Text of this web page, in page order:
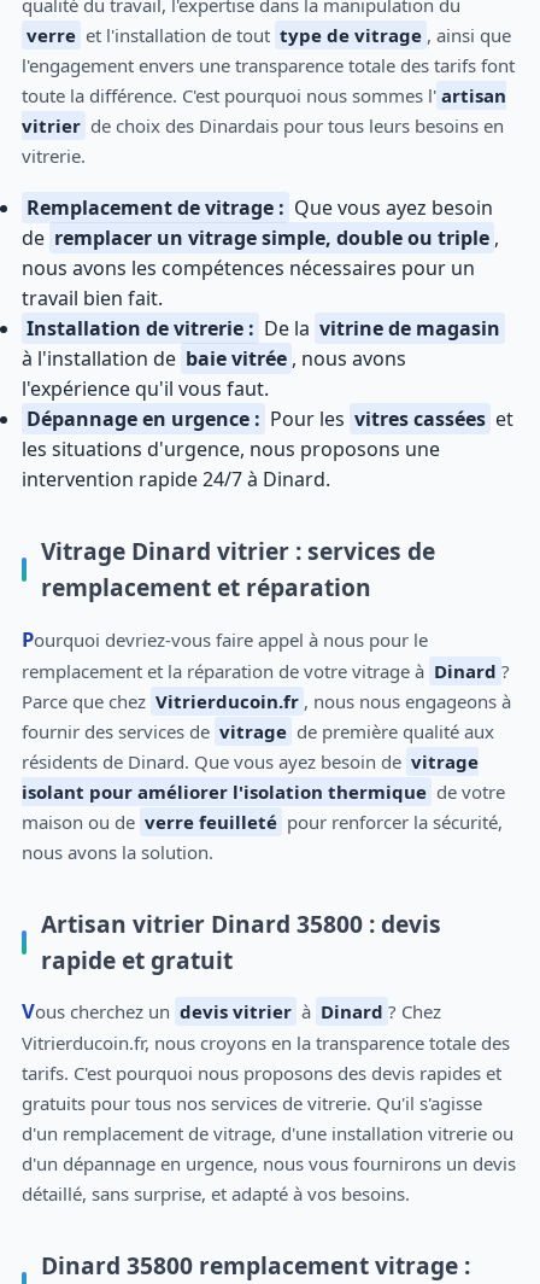
qualité du travail, l'expertise dans la manipulation du
verre et l'installation de tout type de vitrage , ainsi que
l'engagement envers une transparence totale des tarifs font
toute la différence. C'est pourquoi nous sommes l' artisan
vitrier de choix des Dinardais pour tous leurs besoins en
vitrerie.
Remplacement de vitrage : Que vous ayez besoin
de remplacer un vitrage simple, double ou triple ,
nous avons les compétences nécessaires pour un
travail bien fait.
Installation de vitrerie : De la vitrine de magasin
à l'installation de baie vitrée , nous avons
l'expérience qu'il vous faut.
Dépannage en urgence : Pour les vitres cassées et
les situations d'urgence, nous proposons une
intervention rapide 24/7 à Dinard.
Vitrage Dinard vitrier : services de
remplacement et réparation
Pourquoi devriez-vous faire appel à nous pour le
remplacement et la réparation de votre vitrage à Dinard ?
Parce que chez Vitrierducoin.fr , nous nous engageons à
fournir des services de vitrage de première qualité aux
résidents de Dinard. Que vous ayez besoin de vitrage
isolant pour améliorer l'isolation thermique de votre
maison ou de verre feuilleté pour renforcer la sécurité,
nous avons la solution.
Artisan vitrier Dinard 35800 : devis
rapide et gratuit
Vous cherchez un devis vitrier à Dinard ? Chez
Vitrierducoin.fr, nous croyons en la transparence totale des
tarifs. C'est pourquoi nous proposons des devis rapides et
gratuits pour tous nos services de vitrerie. Qu'il s'agisse
d'un remplacement de vitrage, d'une installation vitrerie ou
d'un dépannage en urgence, nous vous fournirons un devis
détaillé, sans surprise, et adapté à vos besoins.
Dinard 35800 remplacement vitrage :